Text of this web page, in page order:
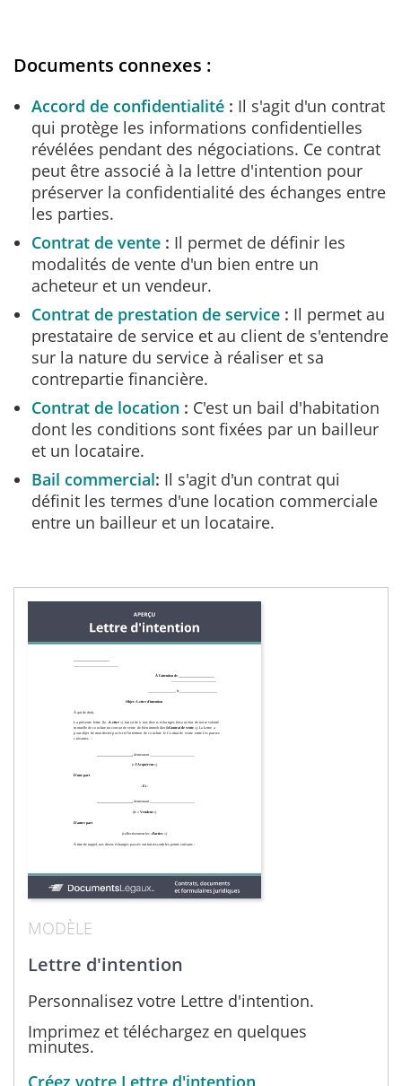
Documents connexes :
Accord de confidentialité
Il s'agit d'un contrat
qui protège les informations confidentielles
révélées pendant des négociations. Ce contrat
peut être associé à la lettre d'intention pour
préserver la confidentialité des échanges entre
les parties.
Contrat de vente
Il permet de définir les
modalités de vente d'un bien entre un
acheteur et un vendeur.
Contrat de prestation de service
Il permet au
prestataire de service et au client de s'entendre
sur la nature du service à réaliser et sa
contrepartie financière.
Contrat de location
C'est un bail d'habitation
dont les conditions sont fixées par un bailleur
et un locataire.
Bail commercial Il s'agit d'un contrat qui
définit les termes d'une location commerciale
entre un bailleur et un locataire.
MODÈLE
Lettre d'intention
Personnalisez votre Lettre d'intention.
Imprimez et téléchargez en quelques
minutes.
Créez votre Lettre d'intention